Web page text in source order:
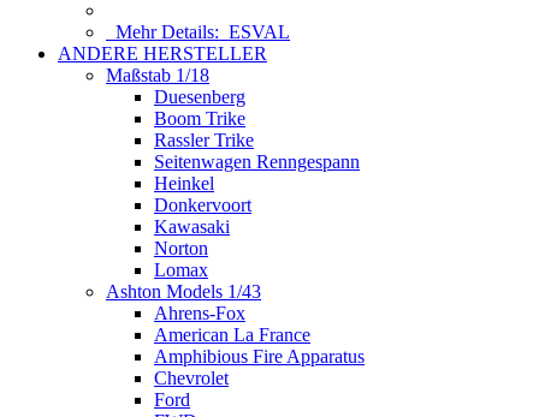
Mehr Details: ESVAL
ANDERE HERSTELLER
Maßstab 1/18
Duesenberg
Boom Trike
Rassler Trike
Seitenwagen Renngespann
Heinkel
Donkervoort
Kawasaki
Norton
Lomax
Ashton Models 1/43
Ahrens-Fox
American La France
Amphibious Fire Apparatus
Chevrolet
Ford